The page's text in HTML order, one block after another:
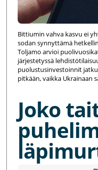
Bittiumin vahva kasvu ei
sodan synnyttämä
Toljamo arvioi
järjestetyssä
puolustusinvestoinnit
pitkään, vaikka Ukrainaan
Joko